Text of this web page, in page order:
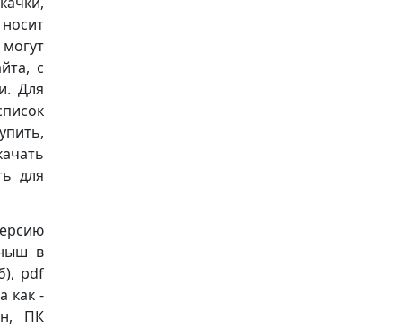
с
Для
для
в
pdf
как -
ПК